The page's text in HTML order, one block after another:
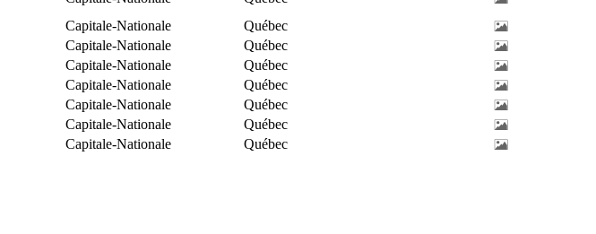
Capitale-Nationale
Québec
Capitale-Nationale
Québec
Capitale-Nationale
Québec
Capitale-Nationale
Québec
Capitale-Nationale
Québec
Capitale-Nationale
Québec
Capitale-Nationale Québec